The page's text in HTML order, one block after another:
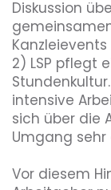
Diskussion
2) LSP pflegt
intensive
sich über die
Umgang
Vor diesem